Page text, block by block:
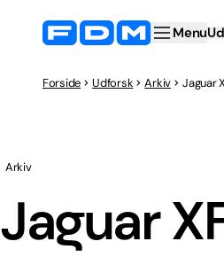
Menu
Forside Udforsk Arkiv Jaguar
Jaguar
Arkiv